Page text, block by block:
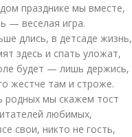
празднике мы вместе,
— веселая игра.
длись, в детсаде жизнь,
здесь и спать уложат,
будет — лишь держись,
жестче там и строже.
родных мы скажем тост
любимых,
свои, никто не гость,